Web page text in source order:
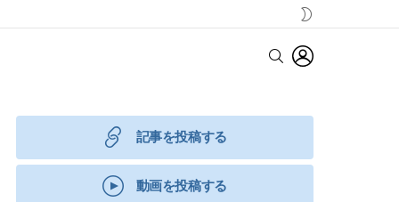
SKIN
SEARCH
記事を投稿する
動画を投稿する